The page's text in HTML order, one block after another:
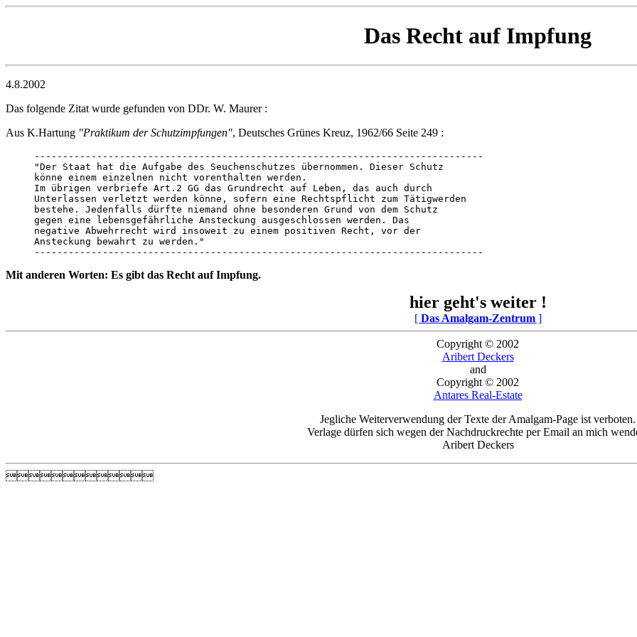
Das Recht auf Impfung
4.8.2002
Das folgende Zitat wurde gefunden von DDr. W. Maurer :
Aus K.Hartung "Praktikum der Schutzimpfungen", Deutsches Grünes Kreuz, 1962/66 Seite 249 :
-------------------------------------------------------------------------------
"Der Staat hat die Aufgabe des Seuchenschutzes übernommen. Dieser Schutz
könne einem einzelnen nicht vorenthalten werden.
Im übrigen verbriefe Art.2 GG das Grundrecht auf Leben, das auch durch
Unterlassen verletzt werden könne, sofern eine Rechtspflicht zum Tätigwerden
bestehe. Jedenfalls dürfte niemand ohne besonderen Grund von dem Schutz
gegen eine lebensgefährliche Ansteckung ausgeschlossen werden. Das
negative Abwehrrecht wird insoweit zu einem positiven Recht, vor der
Ansteckung bewahrt zu werden."
-------------------------------------------------------------------------------
Mit anderen Worten: Es gibt das Recht auf Impfung.
hier geht's weiter !
[ Das Amalgam-Zentrum]
Copyright © 2002
Aribert Deckers
and
Copyright © 2002
Antares Real-Estate
Jegliche Weiterverwendung der Texte der Amalgam-Page ist verboten.
Verlage dürfen sich wegen der Nachdruckrechte per Email an mich
Aribert Deckers
